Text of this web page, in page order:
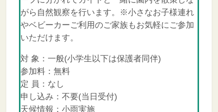
がら自然観察を行います。※小さなお子様連れ
やベビーカーご利用のご家族もお気軽にご参加
いただけます。
対 象：一般(小学生以下は保護者同伴)
参加料：無料
定 員：なし
申し込み：不要(当日受付)
天候情報：小雨実施